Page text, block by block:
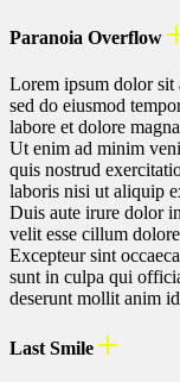
Paranoia Overflow
Lorem ipsum dolor sit
sed do eiusmod
labore et dolore
Ut enim ad minim
quis nostrud
laboris nisi ut aliquip
Duis aute irure dolor
velit esse cillum
Excepteur sint
sunt in culpa qui
deserunt mollit anim
Last Smile